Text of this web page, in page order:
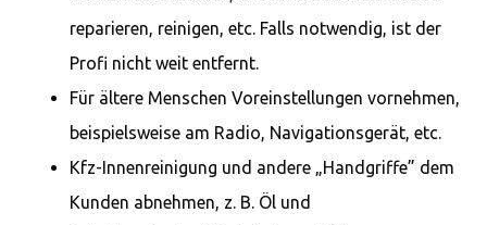
reparieren, reinigen, etc. Falls notwendig, ist der
Profi nicht weit entfernt.
Für ältere Menschen Voreinstellungen vornehmen,
beispielsweise am Radio, Navigationsgerät, etc.
Kfz-Innenreinigung und andere „Handgriffe” dem
Kunden abnehmen, z. B. Öl und